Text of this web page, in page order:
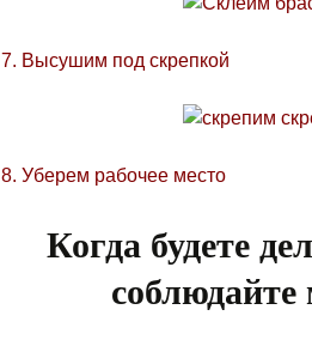
7. Высушим под скрепкой
8. Уберем рабочее место
Когда будете